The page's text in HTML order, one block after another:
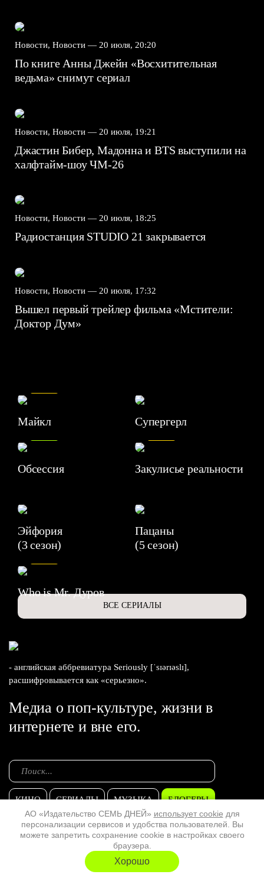
АО «Издательство СЕМЬ ДНЕЙ» использует cookie для
персонализации сервисов и удобства пользователей. Вы
можете запретить сохранение cookie в настройках своего
браузера.
Хорошо
Новости, Новости — 20 июля, 20:20
По книге Анны Джейн «Восхитительная
ведьма» снимут сериал
Новости, Новости — 20 июля, 19:21
Джастин Бибер, Мадонна и BTS выступили на
халфтайм-шоу ЧМ-26
Новости, Новости — 20 июля, 18:25
Радиостанция STUDIO 21 закрывается
Новости, Новости — 20 июля, 17:32
Вышел первый трейлер фильма «Мстители:
Доктор Дум»
Майкл Супергерл
Обсессия
7.1
Закулисье реальности
Эйфория
(3 сезон)
Пацаны
(5 сезон)
Who is Mr. Дуров
ВСЕ СЕРИАЛЫ
- английская аббревиатура Seriously [ˈsɪərɪəslɪ],
расшифровывается как «серьезно».
Медиа о поп-культуре, жизни в
интернете и вне его.
КИНО СЕРИАЛЫ МУЗЫКА БЛОГЕРЫ
ЗВЕЗДЫ МУЗЫКА МЕДИА ТВ ...